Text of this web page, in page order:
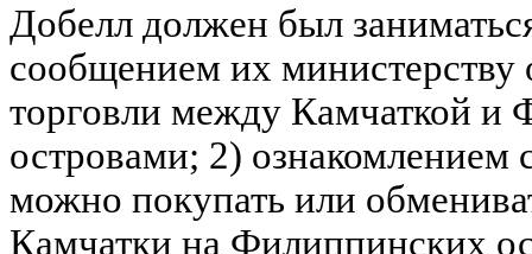
Добелл должен был
сообщением их министерству
торговли между Камчаткой и
островами; 2) ознакомлением
можно покупать или
Камчатки на Филиппинских